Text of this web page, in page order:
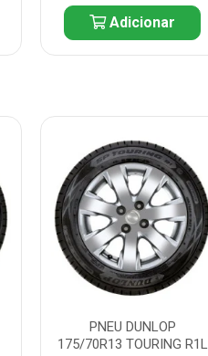
Adicionar
PNEU DUNLOP
175/70R13 TOURING R1L